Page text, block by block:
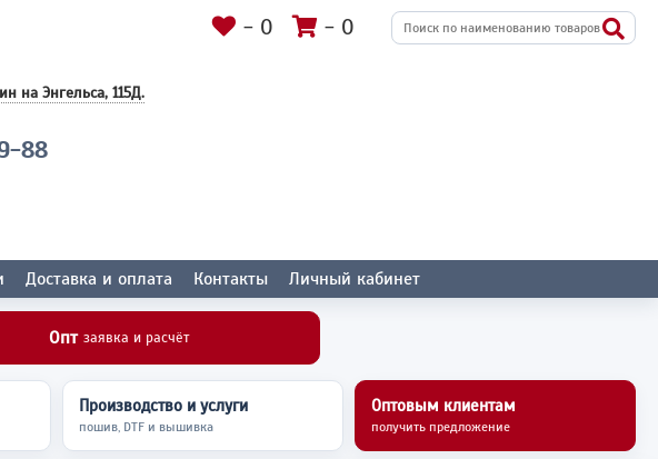
на Энгельса, 115Д.
88
- 0 - 0
Доставка и оплата Контакты Личный кабинет
Опт заявка и расчёт
Производство и услуги
пошив, DTF и вышивка
Оптовым клиентам
получить предложение